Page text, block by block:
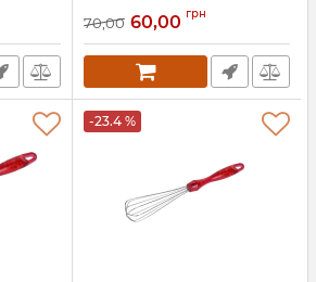
70,00 60,00 грн
-23.4 %